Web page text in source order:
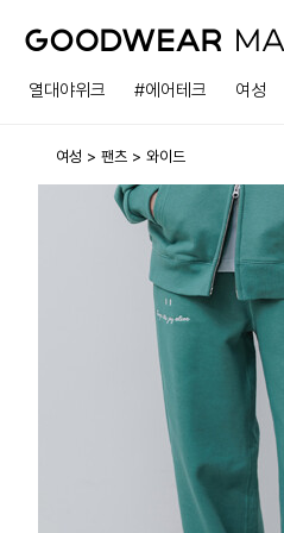
열대야위크 #에어테크 여성
여성 팬츠 와이드